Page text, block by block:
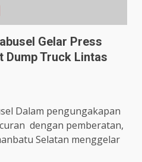
Gelar Press
Dump Truck Lintas
Dalam pengungakapan
dengan pemberatan,
Selatan menggelar